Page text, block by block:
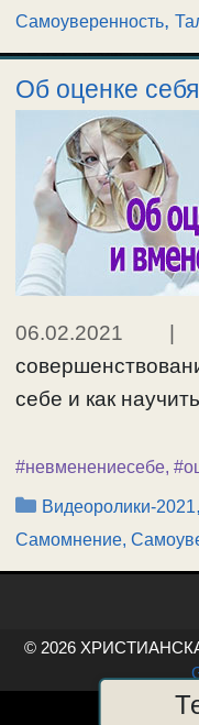
Самоуверенность,
Об оценке
06.02.2021
себе и как
#невменениесебе,
Рубрики
Видеоролики-2021,
Самомнение,
© 2026